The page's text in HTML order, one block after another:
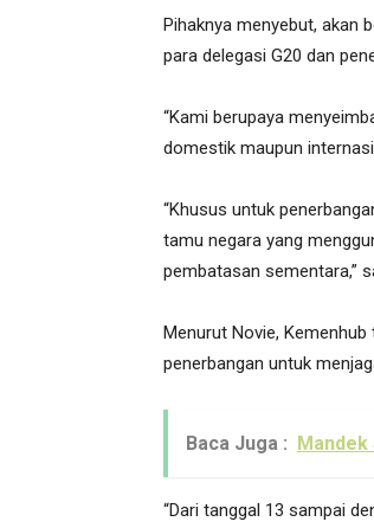
Pihaknya menyebut, akan
para delegasi G20 dan
“Kami berupaya
domestik maupun
“Khusus untuk
tamu negara yang
pembatasan sementara,”
Menurut Novie,
penerbangan untuk
Baca Juga : Mandek
“Dari tanggal 13 sampai